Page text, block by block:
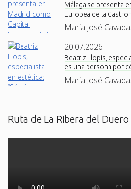
Málaga se presenta
Europea de la
Maria José
20.07.2026
Beatriz Llopis,
es una persona por
Maria José
Ruta de La Ribera del Duero